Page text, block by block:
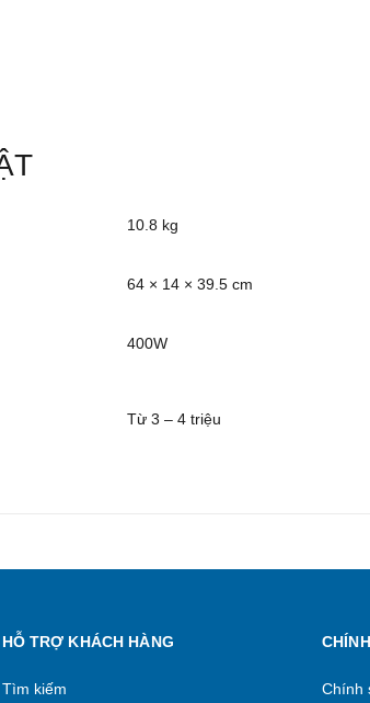
10.8 kg
64 × 14 × 39.5 cm
400W
Từ 3 – 4 triệu
HỖ TRỢ KHÁCH HÀNG
Tìm kiếm Chính